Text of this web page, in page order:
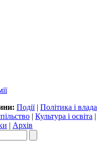
Події| Політика і влада
| Культура і освіта |
| Архів